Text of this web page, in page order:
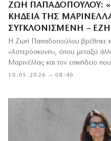
ΖΩΉ ΠΑΠΑΔΟΠΟΎΛΟΥ:
ΚΗΔΕΊΑ ΤΗΣ
ΣΥΓΚΛΟΝΙΣΜΈΝΗ –
10.05.2026 — 08:40
Η Ζωή Παπαδοπούλου βρέθηκε
«Αστερόσκονη», όπου μεταξύ
Μαρινέλλας και τον επικήδειο